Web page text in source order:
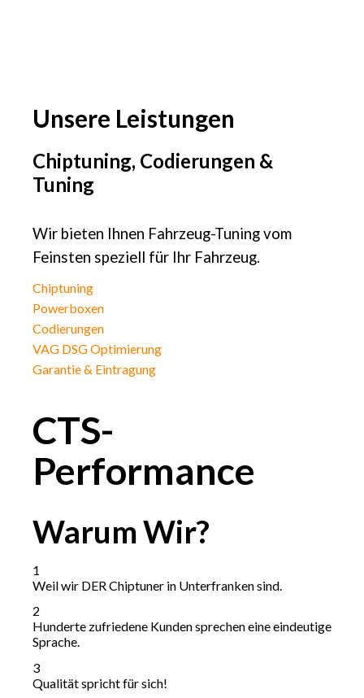
Unsere Leistungen
Chiptuning, Codierungen &
Tuning
Wir bieten Ihnen Fahrzeug-Tuning vom
Feinsten speziell für Ihr Fahrzeug.
Chiptuning
Powerboxen
Codierungen
VAG DSG Optimierung
Garantie & Eintragung
CTS-
Performance
WarumWir?
1
Weil wir DER Chiptuner in Unterfranken sind.
2
Hunderte zufriedene Kunden sprechen eine eindeutige
Sprache.
3
Qualität spricht für sich!